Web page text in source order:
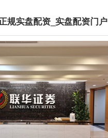
规实盘配资_实盘配资门户